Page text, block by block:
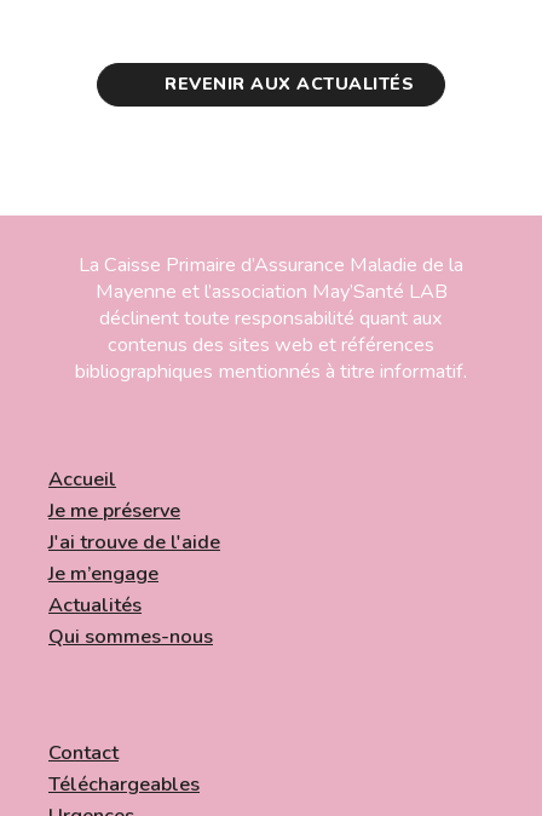
REVENIR AUX ACTUALITÉS
La Caisse Primaire d’Assurance Maladie de la
Mayenne et l’association May’Santé LAB
déclinent toute responsabilité quant aux
contenus des sites web et références
bibliographiques mentionnés à titre informatif.
Accueil
Je me préserve
J'ai trouve de l'aide
Je m’engage
Actualités
Qui sommes-nous
Contact
Téléchargeables